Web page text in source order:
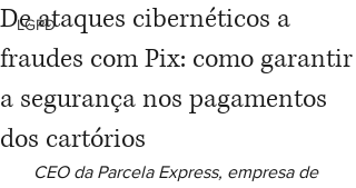
LGPD
De ataques cibernéticos a
fraudes com Pix: como garantir
a segurança nos pagamentos
dos cartórios
CEO da Parcela Express, empresa de